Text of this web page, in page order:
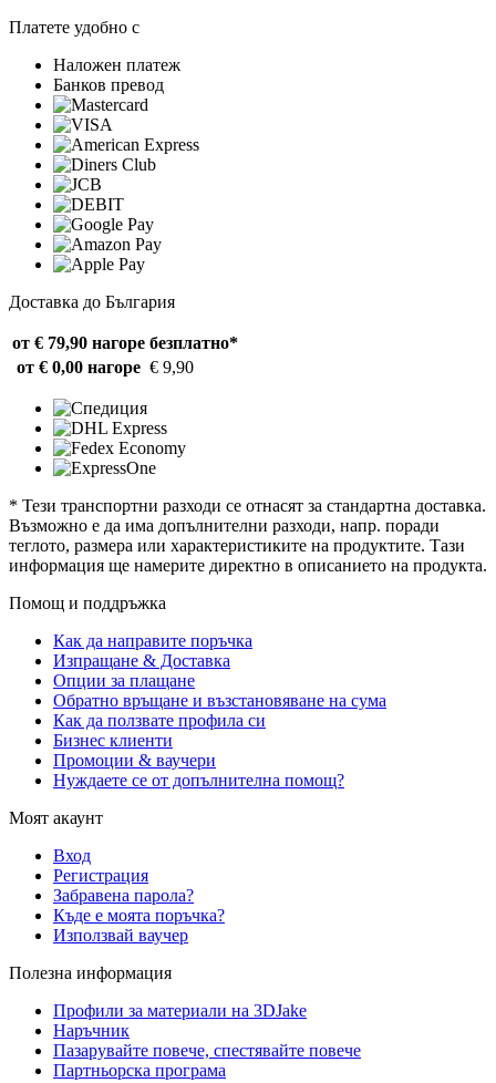
Платете удобно с
Наложен платеж
Банков превод
Доставка до България
от € 79,90 нагоре безплатно*
от € 0,00 нагоре € 9,90
* Тези транспортни разходи се отнасят за стандартна доставка.
Възможно е да има допълнителни разходи, напр. поради
теглото, размера или характеристиките на продуктите. Тази
информация ще намерите директно в описанието на продукта.
Помощ и поддръжка
Как да направите поръчка
Изпращане & Доставка
Опции за плащане
Обратно връщане и възстановяване на сума
Как да ползвате профила си
Бизнес клиенти
Промоции & ваучери
Нуждаете се от допълнителна помощ?
Моят акаунт
Вход
Регистрация
Забравена парола?
Къде е моята поръчка?
Използвай ваучер
Полезна информация
Профили за материали на 3DJake
Наръчник
Пазарувайте повече, спестявайте повече
Партньорска програма